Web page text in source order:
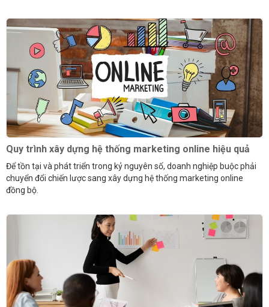
Quy trình xây dựng hệ thống marketing online hiệu quả
Để tồn tại và phát triển trong kỷ nguyên số, doanh nghiệp buộc phải
chuyển đổi chiến lược sang xây dựng hệ thống marketing online
đồng bộ.